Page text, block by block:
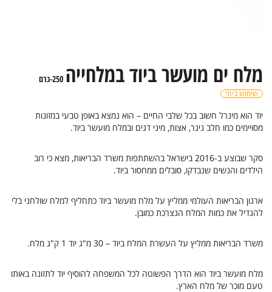
מלח ים מועשר ביוד במלחייה 250-גרם
שימוש ביתי
יוד הוא מינרל חשוב בכל שלבי החיים – הוא נמצא באופן טבעי במזונות
מסויימים כמו חלב ניגר, אצות, מיני דגים ובמלח מועשר ביוד.
סקר שבוצע ב-2016 בישראל בהשתתפות משרד הבריאות, מצא כי רוב
הילדים והנשים שנבדקו, סובלים ממחסור ביוד.
ארגון הבריאות העולמי ממליץ על מלח מועשר ביוד כתחליף למלח שולחני בלי
להגדיל את כמות המלח הנצרכת כמובן.
משרד הבריאות ממליץ על העשרת המלח ביוד – 30 מ"ג יוד 1 ק"ג מלח.
מלח מועשר ביוד הוא הדרך הפשוטה לכל המשפחה להוסיף יוד לתזונה באותו
טעם מוכר של מלח הארץ.